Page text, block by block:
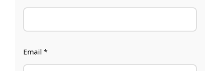
Email *